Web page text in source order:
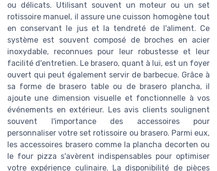
ou délicats. Utilisant souvent un moteur ou un set
rotissoire manuel, il assure une cuisson homogène tout
en conservant le jus et la tendreté de l'aliment. Ce
système est souvent composé de broches en acier
inoxydable, reconnues pour leur robustesse et leur
facilité d'entretien. Le brasero, quant à lui, est un foyer
ouvert qui peut également servir de barbecue. Grâce à
sa forme de brasero table ou de brasero plancha, il
ajoute une dimension visuelle et fonctionnelle à vos
événements en extérieur. Les avis clients soulignent
souvent l'importance des accessoires pour
personnaliser votre set rotissoire ou brasero. Parmi eux,
les accessoires brasero comme la plancha decorten ou
le four pizza s'avèrent indispensables pour optimiser
votre expérience culinaire. La disponibilité de pièces